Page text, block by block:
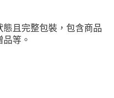
且完整包裝，包含商品
等。